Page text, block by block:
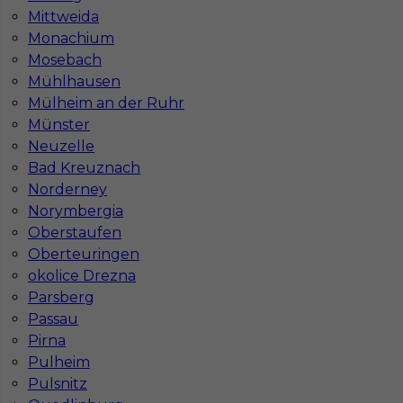
Mittweida
Monachium
Mosebach
Mühlhausen
Mülheim an der Ruhr
Münster
Neuzelle
Bad Kreuznach
Norderney
Norymbergia
Oberstaufen
Oberteuringen
okolice Drezna
Parsberg
Passau
Pirna
Pulheim
Pulsnitz
Witryna korzysta z ciasteczek
Ta witryna używa ciasteczek (cookies) do